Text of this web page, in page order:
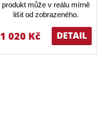
produkt může v reálu mírně
lišit od zobrazeného.
DETAIL
1 020 Kč